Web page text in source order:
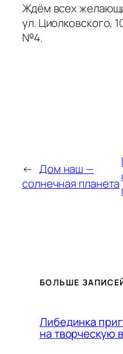
Ждём всех
ул. Циолковского,
№4.
← Дом наш —
солнечная планета
БОЛЬШЕ
Либединка
на творческую